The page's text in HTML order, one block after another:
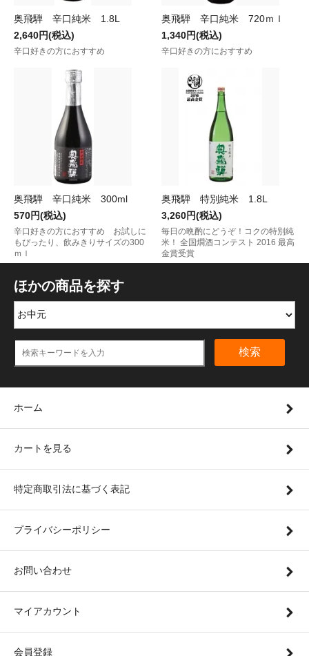
奥飛騨 辛口純米 1.8L
2,640円(税込)
辛口好きの方におすすめ
奥飛騨 辛口純米 720ｍｌ
1,340円(税込)
辛口好きの方におすすめ
奥飛騨 辛口純米 300ml
570円(税込)
辛口好きの方におすすめ お試しに
もぴったり、飲みきりサイズの300
ｍｌ
奥飛騨 特別純米 1.8L
3,260円(税込)
毎日の晩酌にどうぞ！コクの特別純
米！ 全国燗酒コンテスト 2016 最高
金賞受賞
ほかの商品を探す
検索
ホーム
カートを見る
特定商取引法に基づく表記
プライバシーポリシー
お問い合わせ
マイアカウント
会員登録